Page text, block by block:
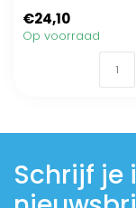
€24,10
Op voorraad
Schrijf je